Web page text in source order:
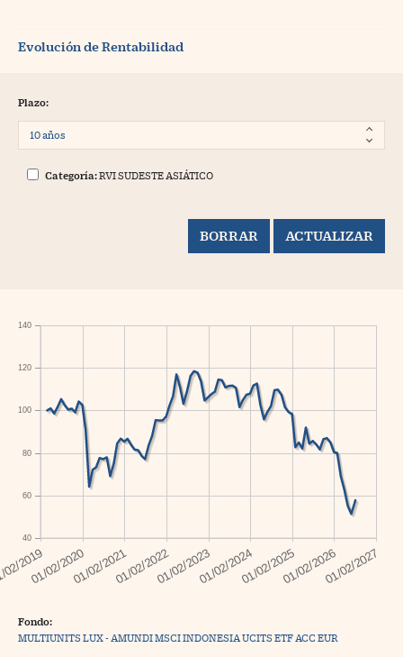
Evolución de Rentabilidad
Plazo:
Categoría:RVI SUDESTE ASIÁTICO
40
60
80
100
120
140
Fondo:
MULTIUNITS LUX - AMUNDI MSCI INDONESIA UCITS ETF ACC EUR